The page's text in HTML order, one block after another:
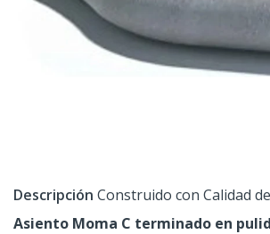
Descripción Construido con Calidad
Asiento Moma C terminado en